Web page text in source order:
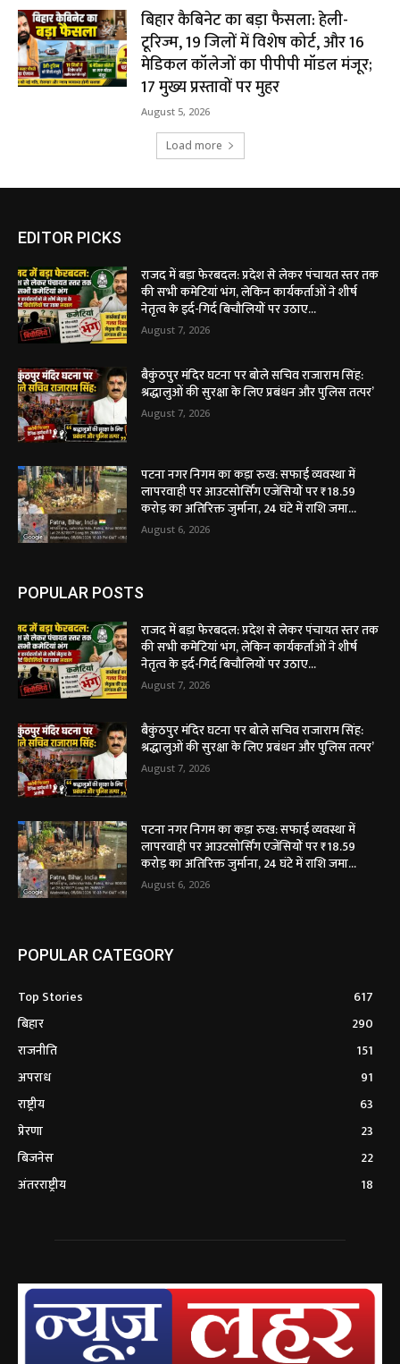
बिहार कैबिनेट का बड़ा फैसला: हेली-
टूरिज्म, 19 जिलों में विशेष कोर्ट, और 16
मेडिकल कॉलेजों का पीपीपी मॉडल मंजूर;
17 मुख्य प्रस्तावों पर मुहर
August 5, 2026
Load more
EDITOR PICKS
राजद में बड़ा फेरबदल: प्रदेश से लेकर पंचायत स्तर तक
की सभी कमेटियां भंग, लेकिन कार्यकर्ताओं ने शीर्ष
नेतृत्व के इर्द-गिर्द बिचौलियों पर उठाए...
August 7, 2026
बैकुंठपुर मंदिर घटना पर बोले सचिव राजाराम सिंह:
श्रद्धालुओं की सुरक्षा के लिए प्रबंधन और पुलिस तत्पर’
August 7, 2026
पटना नगर निगम का कड़ा रुख: सफाई व्यवस्था में
लापरवाही पर आउटसोर्सिंग एजेंसियों पर ₹18.59
करोड़ का अतिरिक्त जुर्माना, 24 घंटे में राशि जमा...
August 6, 2026
POPULAR POSTS
राजद में बड़ा फेरबदल: प्रदेश से लेकर पंचायत स्तर तक
की सभी कमेटियां भंग, लेकिन कार्यकर्ताओं ने शीर्ष
नेतृत्व के इर्द-गिर्द बिचौलियों पर उठाए...
August 7, 2026
बैकुंठपुर मंदिर घटना पर बोले सचिव राजाराम सिंह:
श्रद्धालुओं की सुरक्षा के लिए प्रबंधन और पुलिस तत्पर’
August 7, 2026
पटना नगर निगम का कड़ा रुख: सफाई व्यवस्था में
लापरवाही पर आउटसोर्सिंग एजेंसियों पर ₹18.59
करोड़ का अतिरिक्त जुर्माना, 24 घंटे में राशि जमा...
August 6, 2026
POPULAR CATEGORY
Top Stories
617
बिहार
290
राजनीति
151
अपराध
91
राष्ट्रीय
63
प्रेरणा
23
बिजनेस
22
अंतरराष्ट्रीय
18